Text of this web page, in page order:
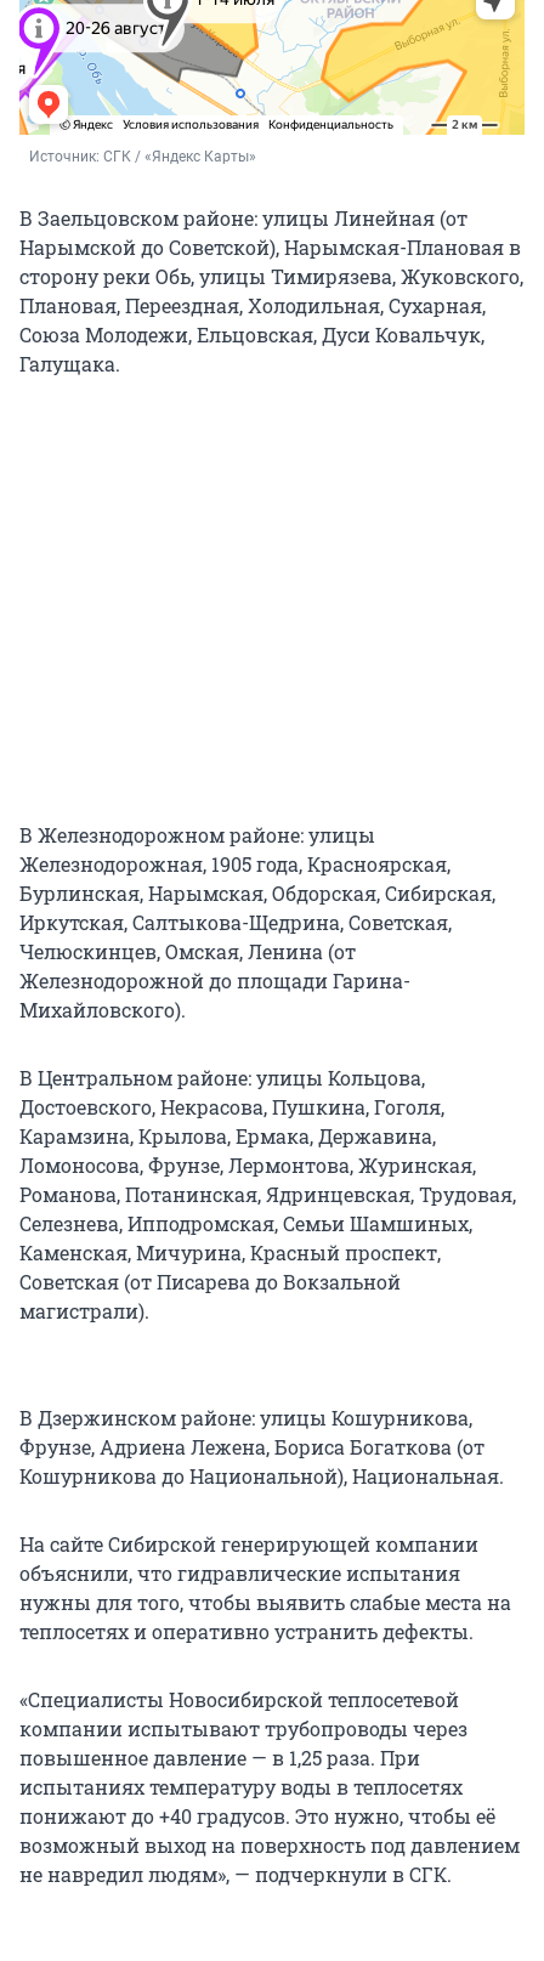
Источник: СГК / «Яндекс Карты»
В Заельцовском районе: улицы Линейная (от
Нарымской до Советской), Нарымская-Плановая в
сторону реки Обь, улицы Тимирязева, Жуковского,
Плановая, Переездная, Холодильная, Сухарная,
Союза Молодежи, Ельцовская, Дуси Ковальчук,
Галущака.
В Железнодорожном районе: улицы
Железнодорожная, 1905 года, Красноярская,
Бурлинская, Нарымская, Обдорская, Сибирская,
Иркутская, Салтыкова-Щедрина, Советская,
Челюскинцев, Омская, Ленина (от
Железнодорожной до площади Гарина-
Михайловского).
В Центральном районе: улицы Кольцова,
Достоевского, Некрасова, Пушкина, Гоголя,
Карамзина, Крылова, Ермака, Державина,
Ломоносова, Фрунзе, Лермонтова, Журинская,
Романова, Потанинская, Ядринцевская, Трудовая,
Селезнева, Ипподромская, Семьи Шамшиных,
Каменская, Мичурина, Красный проспект,
Советская (от Писарева до Вокзальной
магистрали).
В Дзержинском районе: улицы Кошурникова,
Фрунзе, Адриена Лежена, Бориса Богаткова (от
Кошурникова до Национальной), Национальная.
На сайте Сибирской генерирующей компании
объяснили, что гидравлические испытания
нужны для того, чтобы выявить слабые места на
теплосетях и оперативно устранить дефекты.
«Специалисты Новосибирской теплосетевой
компании испытывают трубопроводы через
повышенное давление — в 1,25 раза. При
испытаниях температуру воды в теплосетях
понижают до +40 градусов. Это нужно, чтобы её
возможный выход на поверхность под давлением
не навредил людям», — подчеркнули в СГК.